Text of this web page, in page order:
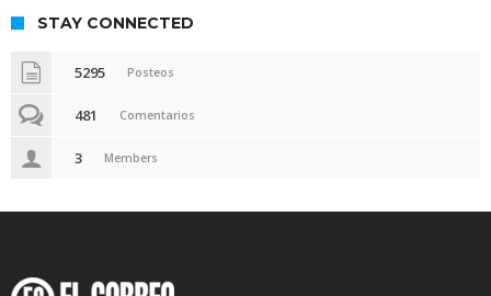
STAY CONNECTED
5295 Posteos
481 Comentarios
3 Members